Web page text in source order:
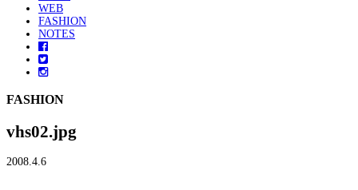
WEB
FASHION
NOTES
FASHION
vhs02.jpg
2008.4.6